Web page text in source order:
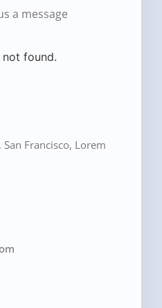
a message
found.
Francisco, Lorem